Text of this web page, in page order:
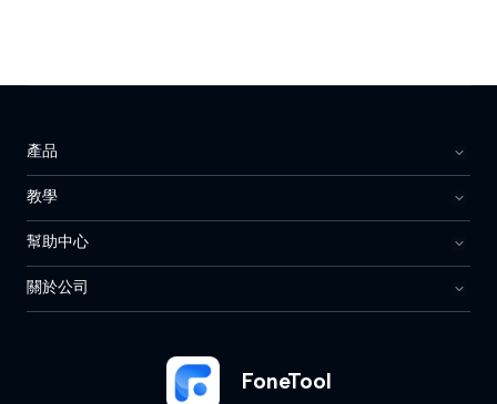
FoneTool
產品
教學
幫助中心
關於公司